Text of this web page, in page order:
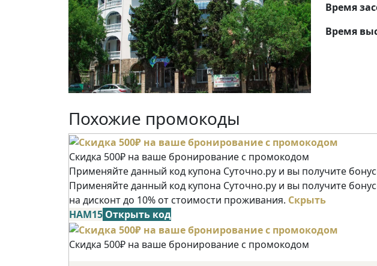
Время
Время
Похожие промокоды
Скидка 500₽ на ваше бронирование с промокодом
Применяйте данный код купона Суточно.ру и вы получите
Применяйте данный код купона Суточно.ру и вы получите
на дисконт до 10% от стоимости проживания. Скрыть
НАМ15 Открыть код
Скидка 500₽ на ваше бронирование с промокодом